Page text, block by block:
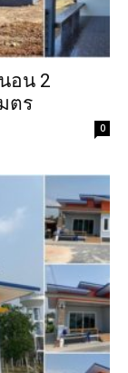
อน 2
ตร
0